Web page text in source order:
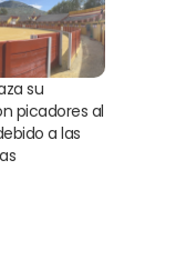
su
picadores al
a las